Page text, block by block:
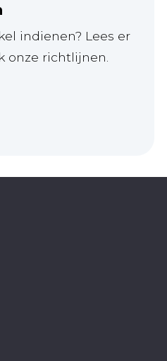
indienen? Lees er
onze richtlijnen.